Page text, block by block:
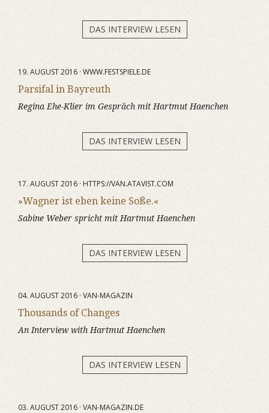
DAS INTERVIEW LESEN
19. AUGUST 2016 · WWW.FESTSPIELE.DE
Parsifal in Bayreuth
Regina Ehe-Klier im Gespräch mit Hartmut Haenchen
DAS INTERVIEW LESEN
17. AUGUST 2016 · HTTPS://VAN.ATAVIST.COM
»Wagner ist eben keine Soße.«
Sabine Weber spricht mit Hartmut Haenchen
DAS INTERVIEW LESEN
04. AUGUST 2016 · VAN-MAGAZIN
Thousands of Changes
An Interview with Hartmut Haenchen
DAS INTERVIEW LESEN
03. AUGUST 2016 · VAN-MAGAZIN.DE